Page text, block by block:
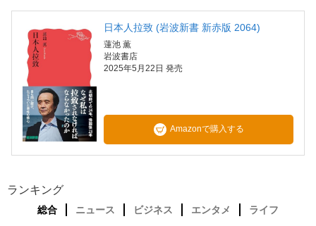
日本人拉致 (岩波新書 新赤版 2064)
蓮池 薫
岩波書店
2025年5月22日 発売
Amazonで購入する
ランキング
総合 ニュース ビジネス エンタメ ライフ